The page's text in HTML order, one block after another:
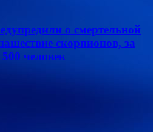
о смертельной
скорпионов, за
человек